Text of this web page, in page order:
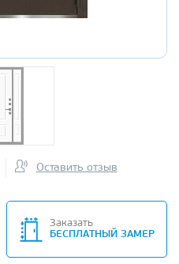
Оставить отзыв
Заказать
БЕСПЛАТНЫЙ ЗАМЕР